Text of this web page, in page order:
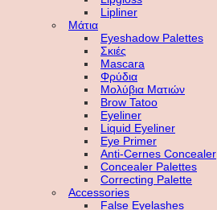
Lipliner
Μάτια
Eyeshadow Palettes
Σκιές
Mascara
Φρύδια
Μολύβια Ματιών
Brow Tatoo
Eyeliner
Liquid Eyeliner
Eye Primer
Anti-Cernes Concealer
Concealer Palettes
Correcting Palette
Accessories
False Eyelashes